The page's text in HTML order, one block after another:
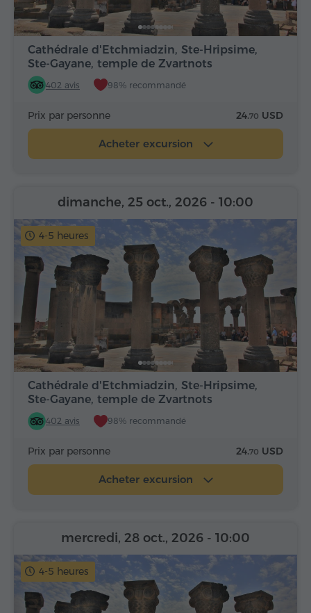
Cathédrale d'Etchmiadzin, Ste-Hripsime,
Ste-Gayane, temple de Zvartnots
402 avis 98% recommandé
Prix par personne 24.70 USD
Acheter excursion
4-5 heures
Cathédrale d'Etchmiadzin, Ste-Hripsime,
Ste-Gayane, temple de Zvartnots
402 avis 98% recommandé
dimanche, 25 oct., 2026 - 10:00
Prix par personne 24.70 USD
Acheter excursion
4-5 heures
mercredi, 28 oct., 2026 - 10:00